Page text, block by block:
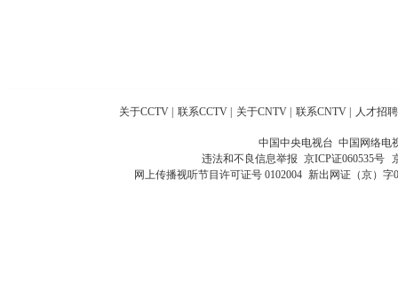
关于CCTV 联系CCTV 关于CNTV 联系CNTV 人才招聘
中国中央电视台 中国网络电
违法和不良信息举报 京ICP证060535号
网上传播视听节目许可证号 0102004 新出网证（京）